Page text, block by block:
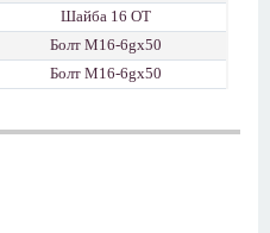
Шайба 16 ОТ
Болт M16-6gx50
Болт M16-6gx50